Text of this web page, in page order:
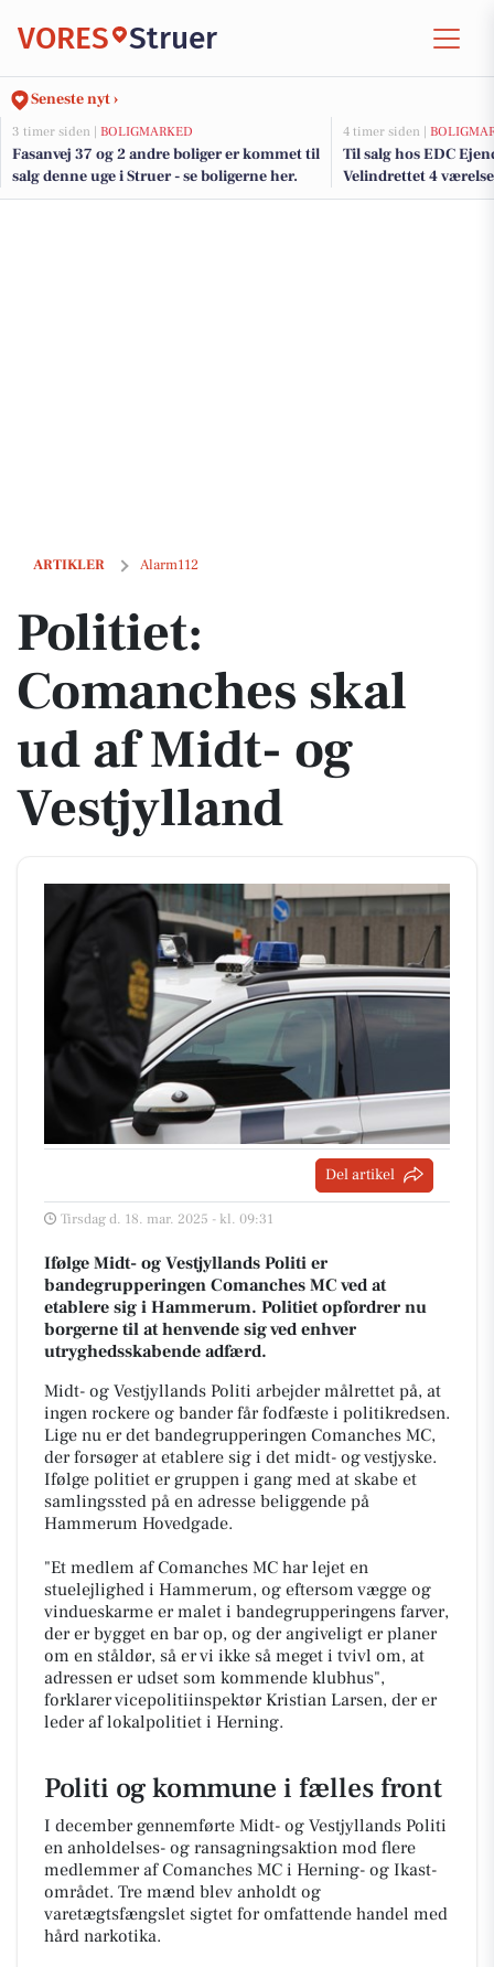
VORES Struer
Seneste nyt ›
3 timer siden | BOLIGMARKED
Fasanvej 37 og 2 andre boliger er kommet til
salg denne uge i Struer - se boligerne her.
4 timer siden |
Til salg hos EDC
Velindrettet 4
ARTIKLER Alarm112
Politiet: Comanches skal ud af Midt- og Vestjylland
Politiet:
Comanches skal
ud af Midt- og
Vestjylland
Del artikel
Tirsdag d. 18. mar. 2025 - kl. 09:31
Ifølge Midt- og Vestjyllands Politi er
bandegrupperingen Comanches MC ved at
etablere sig i Hammerum. Politiet opfordrer nu
borgerne til at henvende sig ved enhver
utryghedsskabende adfærd.
Midt- og Vestjyllands Politi arbejder målrettet på, at
ingen rockere og bander får fodfæste i politikredsen.
Lige nu er det bandegrupperingen Comanches MC,
der forsøger at etablere sig i det midt- og vestjyske.
Ifølge politiet er gruppen i gang med at skabe et
samlingssted på en adresse beliggende på
Hammerum Hovedgade.
"Et medlem af Comanches MC har lejet en
stuelejlighed i Hammerum, og eftersom vægge og
vindueskarme er malet i bandegrupperingens farver,
der er bygget en bar op, og der angiveligt er planer
om en ståldør, så er vi ikke så meget i tvivl om, at
adressen er udset som kommende klubhus",
forklarer vicepolitiinspektør Kristian Larsen, der er
leder af lokalpolitiet i Herning.
Politi og kommune i fælles front
I december gennemførte Midt- og Vestjyllands Politi
en anholdelses- og ransagningsaktion mod flere
medlemmer af Comanches MC i Herning- og Ikast-
området. Tre mænd blev anholdt og
varetægtsfængslet sigtet for omfattende handel med
hård narkotika.